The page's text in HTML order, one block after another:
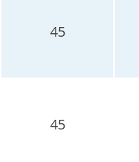
45
45